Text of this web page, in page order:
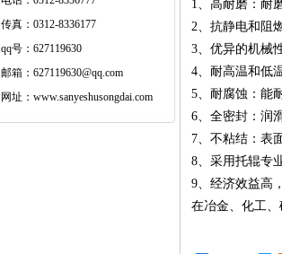
传真：0312-8336177
qq号：627119630
邮箱：627119630@qq.com
网址：www.sanyeshusongdai.com
1、高耐磨：耐
2、抗静电和阻
3、优异的机械
4、耐高温和低
5、耐腐蚀：能
6、全密封：润
7、不粘结：表
8、采用托辊专
9、经济效益高
在冶金、化工、